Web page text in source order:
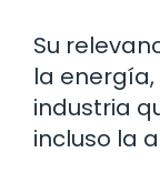
Su
la
industria
incluso la